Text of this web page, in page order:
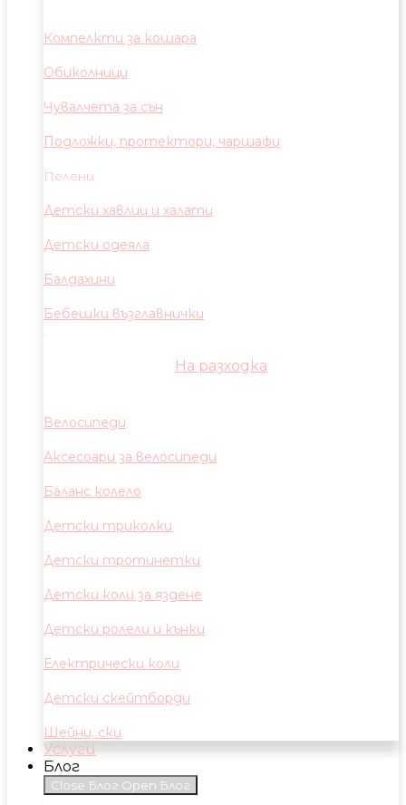
Компелкти за кошара
Обиколници
Чувалчета за сън
Подложки, протектори, чаршафи
Пелени
Детски хавлии и халати
Детски одеяла
Балдахини
Бебешки възглавнички
На разходка
Велосипеди
Аксесоари за велосипеди
Баланс колело
Детски триколки
Детски тротинетки
Детски коли за яздене
Детски ролели и кънки
Електрически коли
Детски скейтборди
Шейни, ски
Услуги
Блог
Close Блог Open Блог